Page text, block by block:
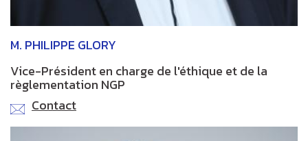
M. PHILIPPE GLORY
Vice-Président en charge de l'éthique et de la
règlementation NGP
Contact